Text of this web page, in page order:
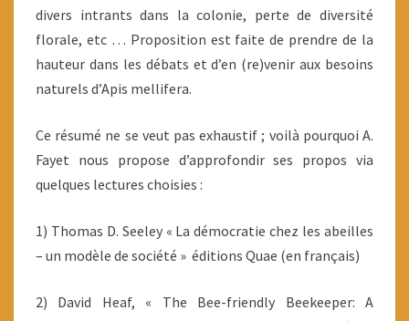
divers intrants dans la colonie, perte de diversité
florale, etc … Proposition est faite de prendre de la
hauteur dans les débats et d’en (re)venir aux besoins
naturels d’Apis mellifera.
Ce résumé ne se veut pas exhaustif ; voilà pourquoi A.
Fayet nous propose d’approfondir ses propos via
quelques lectures choisies :
1) Thomas D. Seeley « La démocratie chez les abeilles
– un modèle de société » éditions Quae (en français)
2) David Heaf, « The Bee-friendly Beekeeper: A